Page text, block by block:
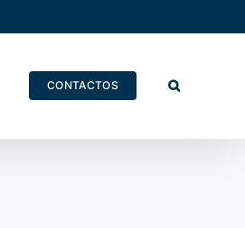
CONTACTOS